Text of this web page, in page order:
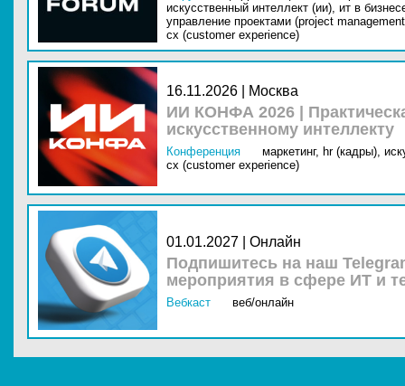
искусственный интеллект (ии), ит в
управление проектами (project
cx (customer experience)
16.11.2026 | Москва
ИИ КОНФА 2026 |
искусственному интеллекту
Конференция маркетинг, hr (кадры),
cx (customer experience)
01.01.2027 | Онлайн
Подпишитесь на наш
мероприятия в сфере ИТ и
Вебкаст веб/онлайн